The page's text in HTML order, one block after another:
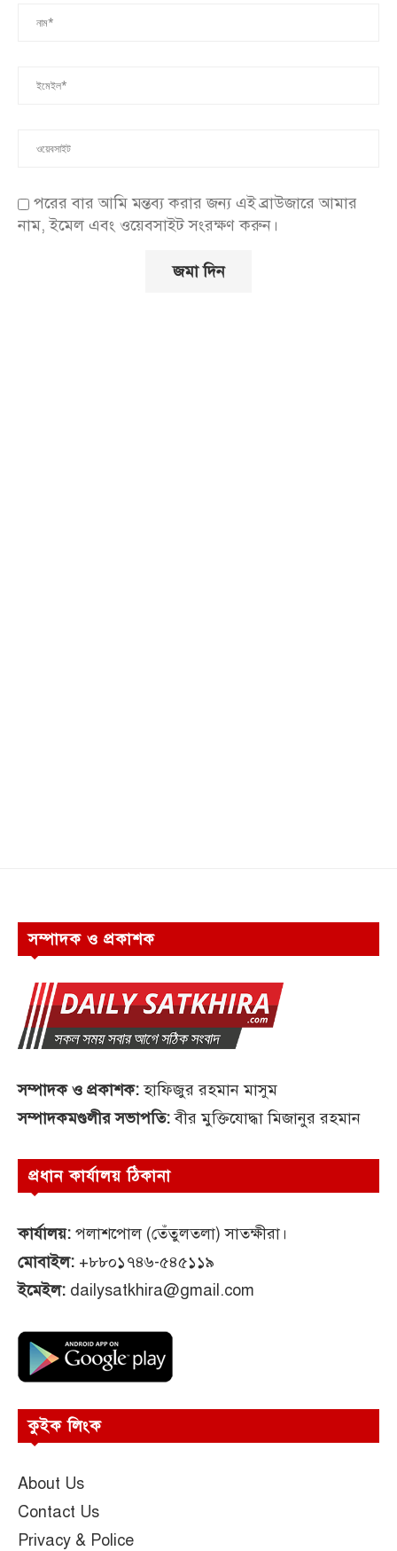
পরের বার আমি মন্তব্য করার জন্য এই ব্রাউজারে আমার
নাম, ইমেল এবং ওয়েবসাইট সংরক্ষণ করুন।
সম্পাদক ও প্রকাশক
সম্পাদক ও প্রকাশক:হাফিজুর রহমান মাসুম
সম্পাদকমণ্ডলীর সভাপতি:বীর মুক্তিযোদ্ধা মিজানুর রহমান
প্রধান কার্যালয় ঠিকানা
কার্যালয়: পলাশপোল (তেঁতুলতলা) সাতক্ষীরা।
মোবাইল: +৮৮০১৭৪৬-৫৪৫১১৯
ইমেইল: dailysatkhira@gmail.com
কুইক লিংক
About Us
Contact Us
Privacy & Police